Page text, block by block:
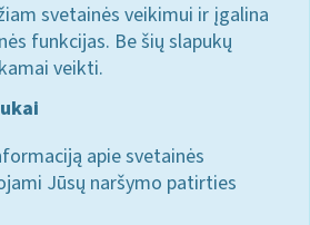
svetainės veikimui ir įgalina
funkcijas. Be šių slapukų
veikti.
apie svetainės
Jūsų naršymo patirties